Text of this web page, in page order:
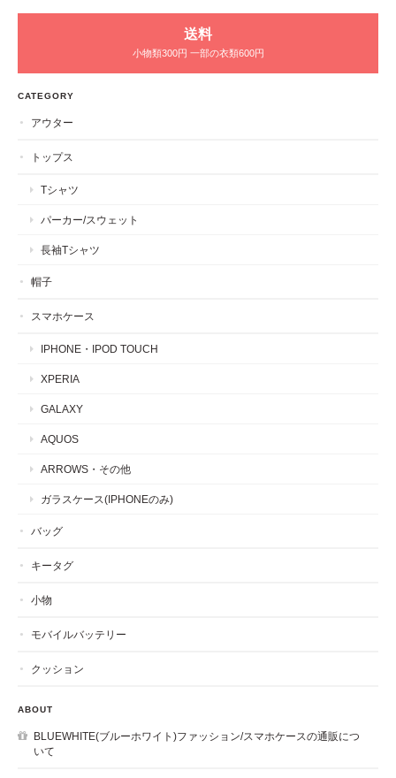
送料
小物類300円 一部の衣類600円
CATEGORY
アウター
トップス
Tシャツ
パーカー/スウェット
長袖Tシャツ
帽子
スマホケース
IPHONE・IPOD TOUCH
XPERIA
GALAXY
AQUOS
ARROWS・その他
ガラスケース(IPHONEのみ)
バッグ
キータグ
小物
モバイルバッテリー
クッション
ABOUT
BLUEWHITE(ブルーホワイト)ファッション/スマホケースの通販につ
いて